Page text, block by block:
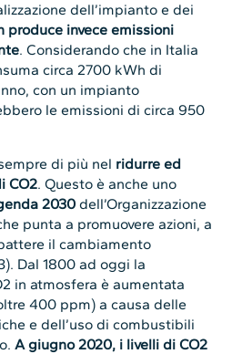
dell’impianto e dei
produce invece emissioni
. Considerando che in Italia
circa 2700 kWh di
con un impianto
le emissioni di circa 950
di più nel ridurre ed
CO2. Questo è anche uno
2030 dell’Organizzazione
punta a promuovere azioni, a
il cambiamento
Dal 1800 ad oggi la
in atmosfera è aumentata
400 ppm) a causa delle
e dell’uso di combustibili
A giugno 2020, i livelli di CO2